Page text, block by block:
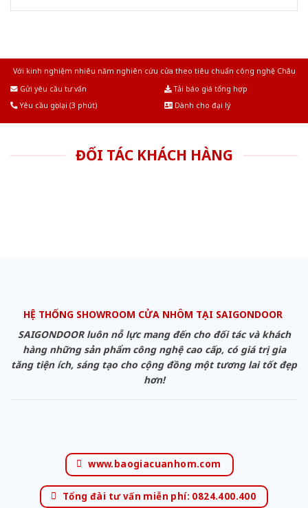
Với kinh nghiệm nhiêu năm nghiên cứu cửa theo tiêu chuẩn công nghệ Châu
Gửi yêu cầu tư vấn
Tải báo giá tổng hợp
Yêu cầu gọi lại (3 phút)
Dành cho đại lý
ĐỐI TÁC KHÁCH HÀNG
HỆ THỐNG SHOWROOM CỬA NHÔM TẠI SAIGONDOOR
SAIGONDOOR luôn nỗ lực mang đến cho đối tác và khách
hàng những sản phẩm công nghệ cao cấp, có giá trị gia
tăng tiện ích, sáng tạo cho cộng đồng một tương lai tốt đẹp
hơn!
www.baogiacuanhom.com
Tổng đài tư vấn miễn phí: 0824.400.400